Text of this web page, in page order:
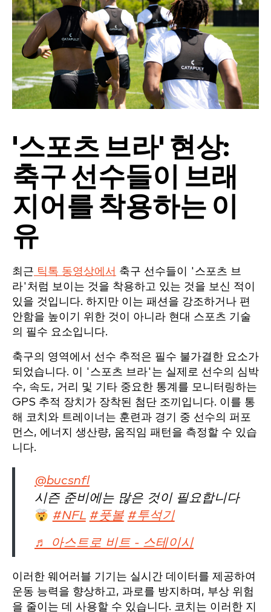
'스포츠 브라' 현상:
축구 선수들이 브래
지어를 착용하는 이
유
최근 틱톡 동영상에서 축구 선수들이 '스포츠 브
라'처럼 보이는 것을 착용하고 있는 것을 보신 적이
있을 것입니다. 하지만 이는 패션을 강조하거나 편
안함을 높이기 위한 것이 아니라 현대 스포츠 기술
의 필수 요소입니다.
축구의 영역에서 선수 추적은 필수 불가결한 요소가
되었습니다. 이 '스포츠 브라'는 실제로 선수의 심박
수, 속도, 거리 및 기타 중요한 통계를 모니터링하는
GPS 추적 장치가 장착된 첨단 조끼입니다. 이를 통
해 코치와 트레이너는 훈련과 경기 중 선수의 퍼포
먼스, 에너지 생산량, 움직임 패턴을 측정할 수 있습
니다.
@bucsnfl
시즌 준비에는 많은 것이 필요합니다
#NFL #풋볼 #투석기
♬ 아스트로 비트 - 스테이시
이러한 웨어러블 기기는 실시간 데이터를 제공하여
운동 능력을 향상하고, 과로를 방지하며, 부상 위험
을 줄이는 데 사용할 수 있습니다. 코치는 이러한 지